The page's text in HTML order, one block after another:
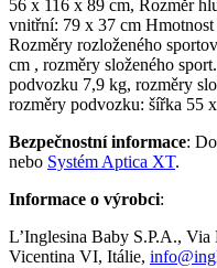
56 x 116 x 89 cm, Rozměr
vnitřní: 79 x 37 cm
Rozměry rozloženého
cm , rozměry složeného
podvozku 7,9 kg, rozměry
rozměry podvozku: šířka 55
Bezpečnostní informace:
nebo Systém Aptica XT.
Informace o výrobci:
L’Inglesina Baby S.P.A.,
Vicentina VI, Itálie,